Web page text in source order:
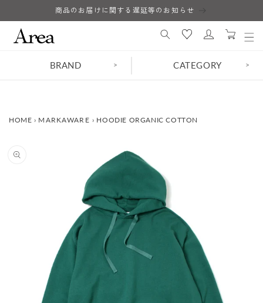
進む
商品のお届けに関する遅延等のお知らせ
ロ
イ
カ
ー
BRAND > CATEGORY >
HOME › MARKAWARE › HOODIE ORGANIC COTTON